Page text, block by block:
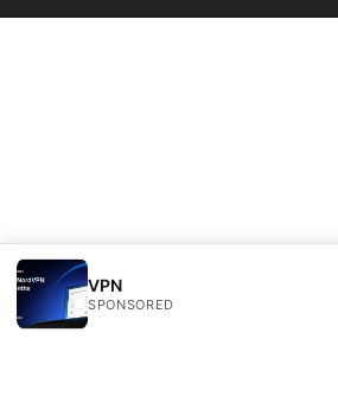
VPN
SPONSORED